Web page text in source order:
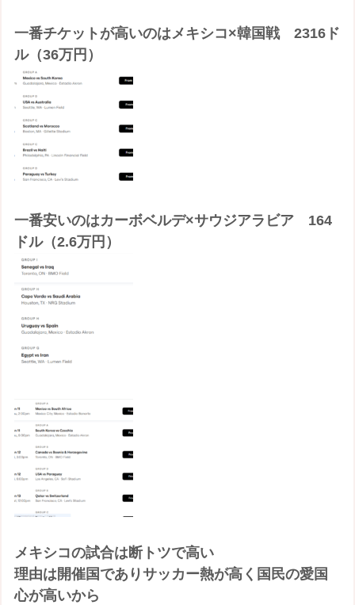
一番チケットが高いのはメキシコ×韓国戦 2316ド
ル（36万円）
一番安いのはカーボベルデ×サウジアラビア 164
ドル（2.6万円）
メキシコの試合は断トツで高い
理由は開催国でありサッカー熱が高く国民の愛国
心が高いから